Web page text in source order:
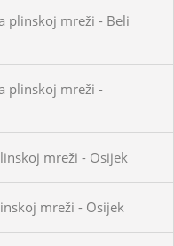
plinskoj mreži - Beli
plinskoj mreži -
mreži - Osijek
mreži - Osijek